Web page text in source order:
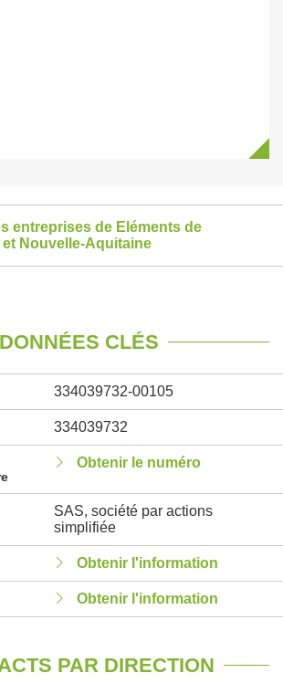
entreprises de Eléments de
Nouvelle-Aquitaine
DONNÉES CLÉS
334039732-00105
334039732
Obtenir le numéro
SAS, société par actions
simplifiée
Obtenir l'information
Obtenir l'information
PAR DIRECTION